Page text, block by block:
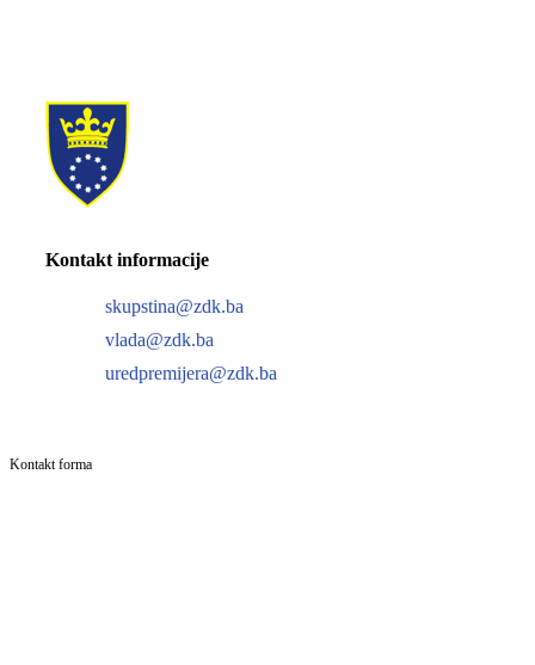
Kontakt informacije
skupstina@zdk.ba
vlada@zdk.ba
uredpremijera@zdk.ba
Kontakt forma